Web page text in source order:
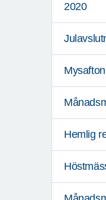
2020
Hemlig